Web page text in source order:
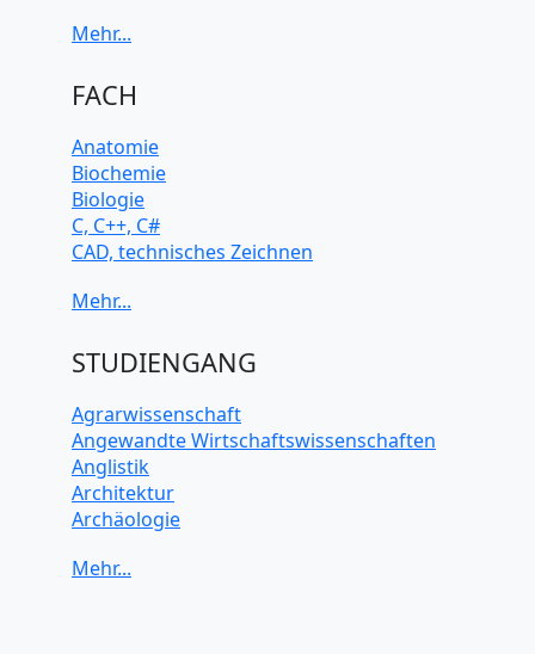
FACH
Anatomie
Biochemie
Biologie
C, C++, C#
CAD, technisches Zeichnen
Computerarchitektur
Elektrotechnik
Java
JavaScript
Künstliche Intelligenz
Latein
Makroökonomie
Mechanik
STUDIENGANG
Agrarwissenschaft
Angewandte Wirtschaftswissenschaften
Anglistik
Architektur
Archäologie
Biochemie Wissenschaften